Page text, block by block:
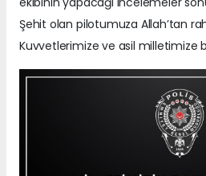
Şehit olan pilotumuza Allah’tan
Kuvvetlerimize ve asil milletimize